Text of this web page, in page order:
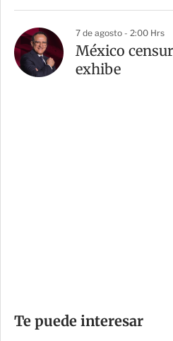
7 de agosto - 2:00 Hrs
México
exhibe